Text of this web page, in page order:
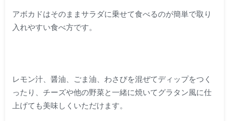
アボカドはそのままサラダに乗せて食べるのが簡単で取り
入れやすい食べ方です。
レモン汁、醤油、ごま油、わさびを混ぜてディップをつく
ったり、チーズや他の野菜と一緒に焼いてグラタン風に仕
上げても美味しくいただけます。